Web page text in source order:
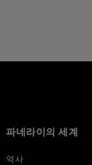
파네라이의 세계
역사